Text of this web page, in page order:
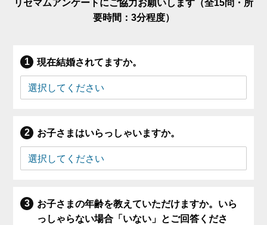
リセマムアンケートにご協力お願いします（全15問・所
要時間：3分程度）
現在結婚されてますか。
お子さまはいらっしゃいますか。
お子さまの年齢を教えていただけますか。いら
っしゃらない場合「いない」とご回答くださ